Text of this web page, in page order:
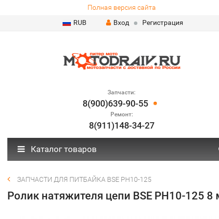
Полная версия сайта
RUB
Вход Регистрация
Запчасти:
8(900)639-90-55
Ремонт:
8(911)148-34-27
Каталог товаров
ЗАПЧАСТИ ДЛЯ ПИТБАЙКА BSE PH10-125
Ролик натяжителя цепи BSE PH10-125